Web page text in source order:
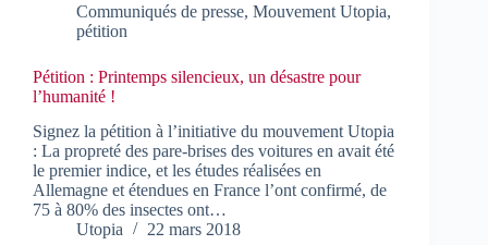
Communiqués de presse, Mouvement Utopia,
pétition
Pétition : Printemps silencieux, un désastre pour
l’humanité !
Signez la pétition à l’initiative du mouvement Utopia
: La propreté des pare-brises des voitures en avait été
le premier indice, et les études réalisées en
Allemagne et étendues en France l’ont confirmé, de
75 à 80% des insectes ont…
Utopia
22 mars 2018